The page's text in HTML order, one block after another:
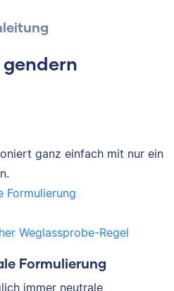
ganz einfach mit nur ein
Formulierung
Weglassprobe-Regel
Formulierung
immer neutrale